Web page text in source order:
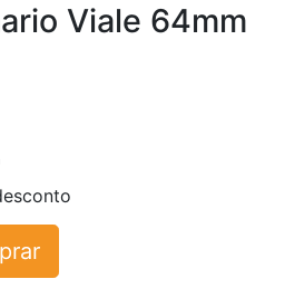
Viale 64mm